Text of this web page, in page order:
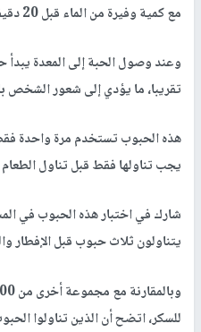
مع كمية وفيرة من الماء قبل 20 دقيقة من الطعام.
وعند وصول الحبة إلى المعدة
تقريبا، ما يؤدي إلى شعور الشخص
هذه الحبوب تستخدم مرة واحدة
يجب تناولها فقط قبل تناول
يتناولون ثلاث حبوب قبل الإفطار
للسكر، اتضح أن الذين تناولوا